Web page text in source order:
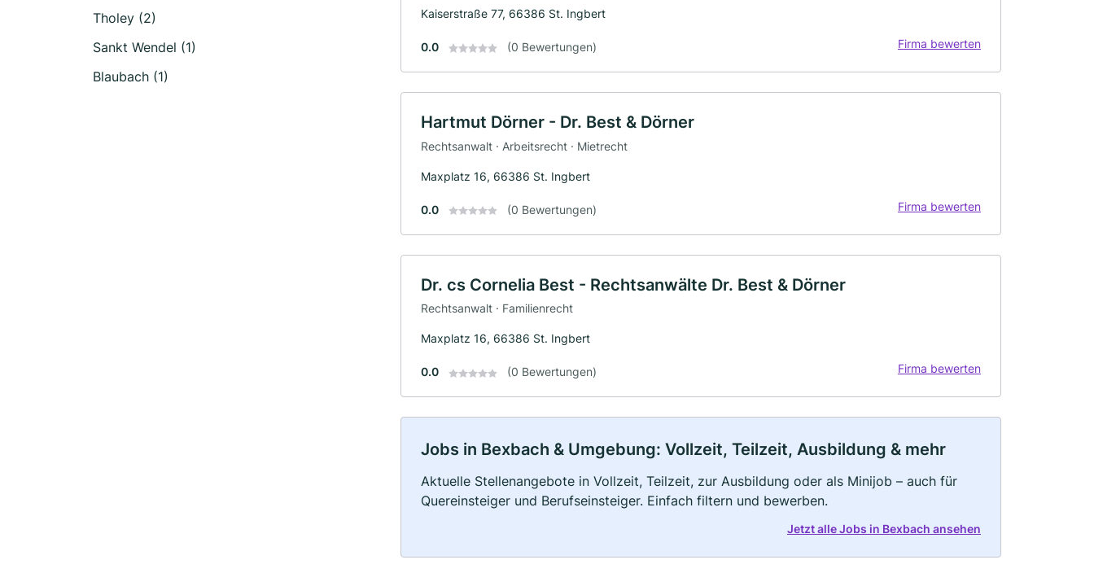
Tholey (2)
Sankt Wendel (1)
Blaubach (1)
Kaiserstraße 77, 66386 St. Ingbert
0.0 (0 Bewertungen) Firma bewerten
Hartmut Dörner - Dr. Best & Dörner
Rechtsanwalt · Arbeitsrecht · Mietrecht
Maxplatz 16, 66386 St. Ingbert
0.0 (0 Bewertungen) Firma bewerten
Dr. cs Cornelia Best - Rechtsanwälte Dr. Best & Dörner
Rechtsanwalt · Familienrecht
Maxplatz 16, 66386 St. Ingbert
0.0 (0 Bewertungen) Firma bewerten
Jobs in Bexbach & Umgebung: Vollzeit, Teilzeit, Ausbildung & mehr
Aktuelle Stellenangebote in Vollzeit, Teilzeit, zur Ausbildung oder als Minijob – auch für
Quereinsteiger und Berufseinsteiger. Einfach filtern und bewerben.
Jetzt alle Jobs in Bexbach ansehen